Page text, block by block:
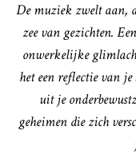
De muziek zwelt aan,
zee van gezichten.
onwerkelijke
het een reflectie van je
uit je
geheimen die zich